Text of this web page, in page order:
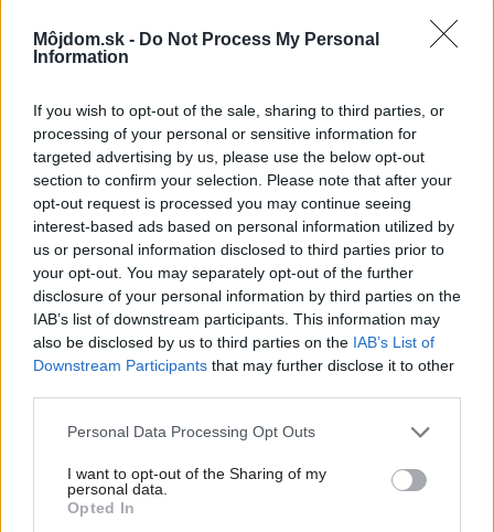
Môjdom.sk - Do Not Process My Personal
Information
If you wish to opt-out of the sale, sharing to third parties, or
processing of your personal or sensitive information for
targeted advertising by us, please use the below opt-out
section to confirm your selection. Please note that after your
opt-out request is processed you may continue seeing
interest-based ads based on personal information utilized by
us or personal information disclosed to third parties prior to
your opt-out. You may separately opt-out of the further
disclosure of your personal information by third parties on the
IAB’s list of downstream participants. This information may
also be disclosed by us to third parties on the IAB’s List of
Downstream Participants that may further disclose it to other
Please note that this website/app uses one or more Google
not limited to your visit or usage behaviour. You may click to
grant or deny consent to Google and its third-party tags to
use your data for below specified purposes in below Google
Personal Data Processing Opt Outs
I want to opt-out of the Sharing of my
personal data.
Opted In
maltu v škáre a vyčistite ju od nečistôt a zvyškov
piesku. Opravované miesto navlhčite. Použite takú
maltu pomocou škárovačky do škáry a vyrovnajte jej
hrúbku s hrúbkou ostatných škár.
{R1}
Kategória: Stavba a rekonštrukcia
Zdieľať článok
Diskusia